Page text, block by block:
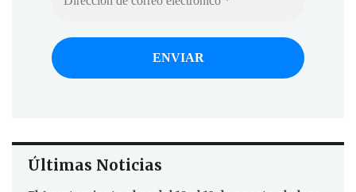
Últimas Noticias